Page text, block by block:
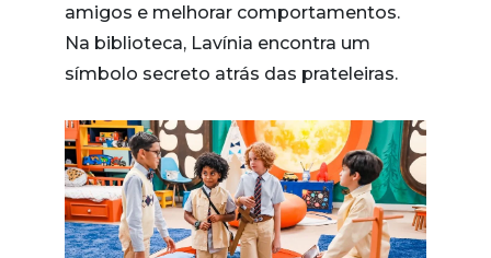
amigos e melhorar comportamentos.
Na biblioteca, Lavínia encontra um
símbolo secreto atrás das prateleiras.